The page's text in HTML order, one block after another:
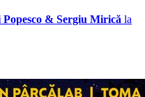
& Sergiu Mirică la